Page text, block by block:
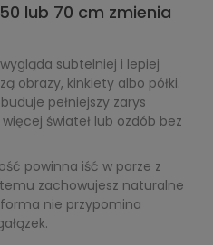
lub 70 cm zmienia
subtelniej i lepiej
obrazy, kinkiety albo półki.
pełniejszy zarys
świateł lub ozdób bez
powinna iść w parze z
zachowujesz naturalne
nie przypomina